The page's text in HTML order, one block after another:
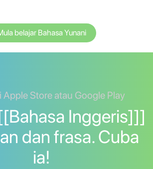
belajar Bahasa Yunani
Apple Store atau Google Play
Inggeris]]]
dan frasa. Cuba
ia!